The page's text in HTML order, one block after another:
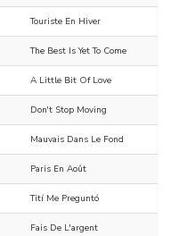
Touriste En Hiver
The Best Is Yet To Come
A Little Bit Of Love
Don't Stop Moving
Mauvais Dans Le Fond
Paris En Août
Tití Me Preguntó
Fais De L'argent